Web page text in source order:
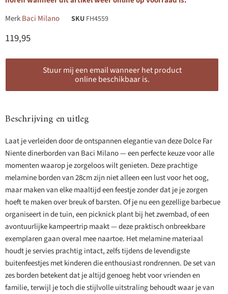
MerkBaci Milano SKU FH4559
Huidige prijs
119,95
Stuur mij een email wanneer het product
online beschikbaar is.
Beschrijving en uitleg
Laat je verleiden door de ontspannen elegantie van deze Dolce Far
Niente dinerborden van Baci Milano — een perfecte keuze voor alle
momenten waarop je zorgeloos wilt genieten. Deze prachtige
melamine borden van 28cm zijn niet alleen een lust voor het oog,
maar maken van elke maaltijd een feestje zonder dat je je zorgen
hoeft te maken over breuk of barsten. Of je nu een gezellige barbecue
organiseert in de tuin, een picknick plant bij het zwembad, of een
avontuurlijke kampeertrip maakt — deze praktisch onbreekbare
exemplaren gaan overal mee naartoe. Het melamine materiaal
houdt je servies prachtig intact, zelfs tijdens de levendigste
buitenfeestjes met kinderen die enthousiast rondrennen. De set van
zes borden betekent dat je altijd genoeg hebt voor vrienden en
familie, terwijl je toch die stijlvolle uitstraling behoudt waar je van